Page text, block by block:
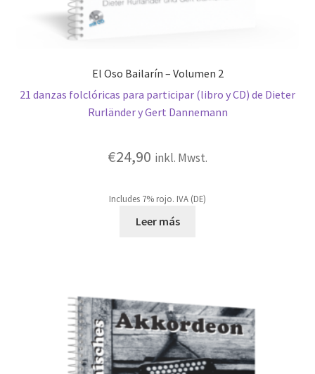
El Oso Bailarín – Volumen 2
21 danzas folclóricas para participar (libro y CD) de Dieter
Rurländer y Gert Dannemann
€24,90 inkl. Mwst.
Includes 7% rojo. IVA (DE)
Leer más